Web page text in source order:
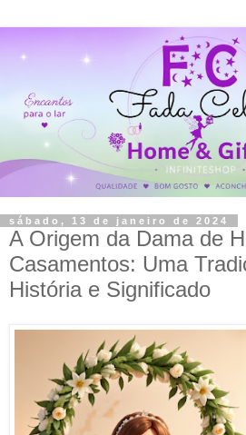
sábado, 13 de janeiro de 2024
A Origem da Dama de
Casamentos: Uma
História e Significado